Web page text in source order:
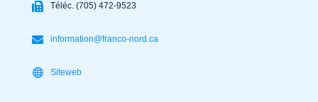
Téléc. (705) 472-9523
information@franco-nord.ca
Siteweb